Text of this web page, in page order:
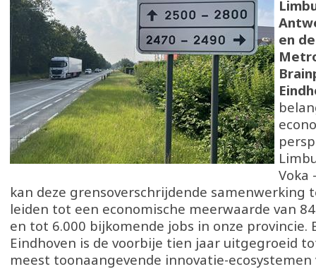
en de
Voka
kan deze grensoverschrijdende samenwerking
leiden tot een economische meerwaarde van
en tot 6.000 bijkomende jobs in onze provincie.
Eindhoven is de voorbije tien jaar uitgegroeid
meest toonaangevende innovatie-ecosystemen